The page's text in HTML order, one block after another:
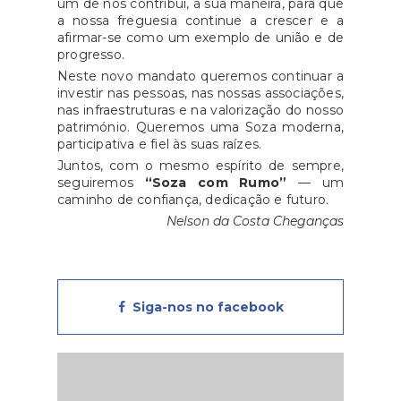
compromisso do Estado em
proporcionar uma sociedade
mais inclusiva, visando eliminar
barreiras estruturais e facilitar a
integração plena dos cidadãos
com deficiência. Para mais
informações, o INR disponibiliza
um canal de comunicação por
e-mail para o esclarecimento de
dúvidas: inr-
Associativas;Sustentabilidade
Ambiental.Dentro de cada uma
destas áreas, podem ser
integradas diferentes ações de
formação. Estas áreas de
formação não são restritivas
para a construção dos planos de
formação a candidatar. As
entidades podem submeter
formação em quaisquer áreas
desempenho qualitativo na
gestão e execução das
candidaturas são submetidas
um de nós contribui, à sua maneira, para que
a nossa freguesia continue a crescer e a
afirmar-se como um exemplo de união e de
progresso.
Neste novo mandato queremos continuar a
investir nas pessoas, nas nossas associações,
nas infraestruturas e na valorização do nosso
património. Queremos uma Soza moderna,
participativa e fiel às suas raízes.
Juntos, com o mesmo espírito de sempre,
seguiremos “Soza com Rumo” — um
caminho de confiança, dedicação e futuro.
Nelson da Costa Cheganças
Siga-nos no facebook